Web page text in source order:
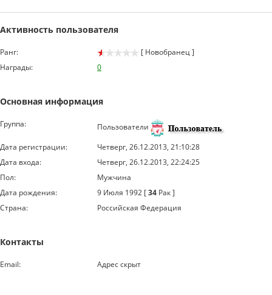
Активность пользователя
Ранг:
[ Новобранец ]
Награды:
0
Основная информация
Группа:
Пользователи
Дата регистрации:
Четверг, 26.12.2013, 21:10:28
Дата входа:
Четверг, 26.12.2013, 22:24:25
Пол:
Мужчина
Дата рождения:
9 Июля 1992 [34 Рак ]
Страна:
Российская Федерация
Контакты
Email: Адрес скрыт